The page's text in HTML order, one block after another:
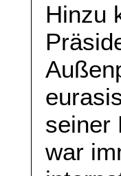
Hinzu
seiner
war